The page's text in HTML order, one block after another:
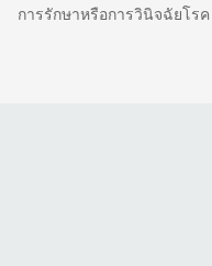
การรักษาหรือการวินิจฉัยโรค